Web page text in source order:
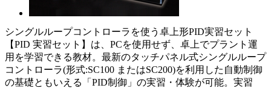
シングルループコントローラを使う卓上形PID実習セット
【PID 実習セット】は、PCを使用せず、卓上でプラント運
用を学習できる教材。最新のタッチパネル式シングルループ
コントローラ(形式:SC100 またはSC200)を利用した自動制御
の基礎ともいえる「PID制御」の実習・体験が可能。実習